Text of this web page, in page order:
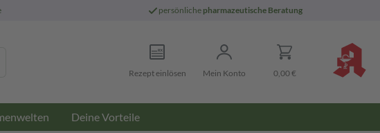
persönliche pharmazeutische Beratung
Rezept einlösen Mein Konto 0,00 €
Deine Vorteile